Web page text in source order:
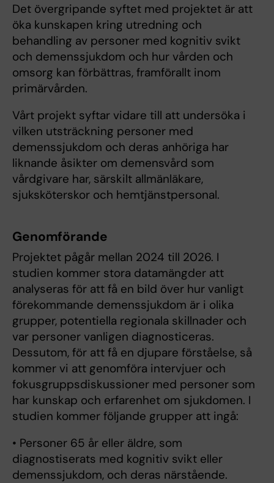
Det övergripande syftet med projektet är att
öka kunskapen kring utredning och
behandling av personer med kognitiv svikt
och demenssjukdom och hur vården och
omsorg kan förbättras, framförallt inom
primärvården.
Vårt projekt syftar vidare till att undersöka i
vilken utsträckning personer med
demenssjukdom och deras anhöriga har
liknande åsikter om demensvård som
vårdgivare har, särskilt allmänläkare,
sjuksköterskor och hemtjänstpersonal.
Genomförande
Projektet pågår mellan 2024 till 2026. I
studien kommer stora datamängder att
analyseras för att få en bild över hur vanligt
förekommande demenssjukdom är i olika
grupper, potentiella regionala skillnader och
var personer vanligen diagnosticeras.
Dessutom, för att få en djupare förståelse, så
kommer vi att genomföra intervjuer och
fokusgruppsdiskussioner med personer som
har kunskap och erfarenhet om sjukdomen. I
studien kommer följande grupper att ingå:
• Personer 65 år eller äldre, som
diagnostiserats med kognitiv svikt eller
demenssjukdom, och deras närstående.